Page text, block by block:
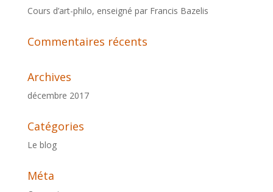
Cours d’art-philo, enseigné par Francis Bazelis
Commentaires récents
Archives
décembre 2017
Catégories
Le blog
Méta